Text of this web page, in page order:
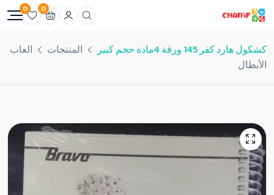
0
0
كشكول هارد كفر 145 ورقة 4مادة حجم كبير المنتجات
العاب
الأبطال